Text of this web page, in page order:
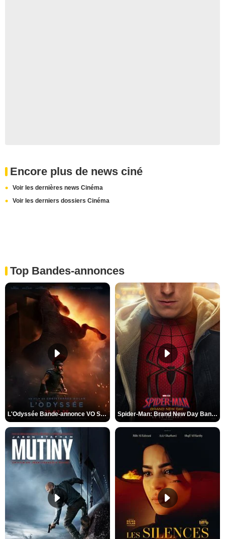
Encore plus de news ciné
Voir les dernières news Cinéma
Voir les derniers dossiers Cinéma
Top Bandes-annonces
L'Odyssée Bande-annonce VO STFR Spider-Man: Brand New Day Bande-annonce VO STFR